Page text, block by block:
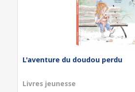
L'aventure du doudou perdu
Livres jeunesse